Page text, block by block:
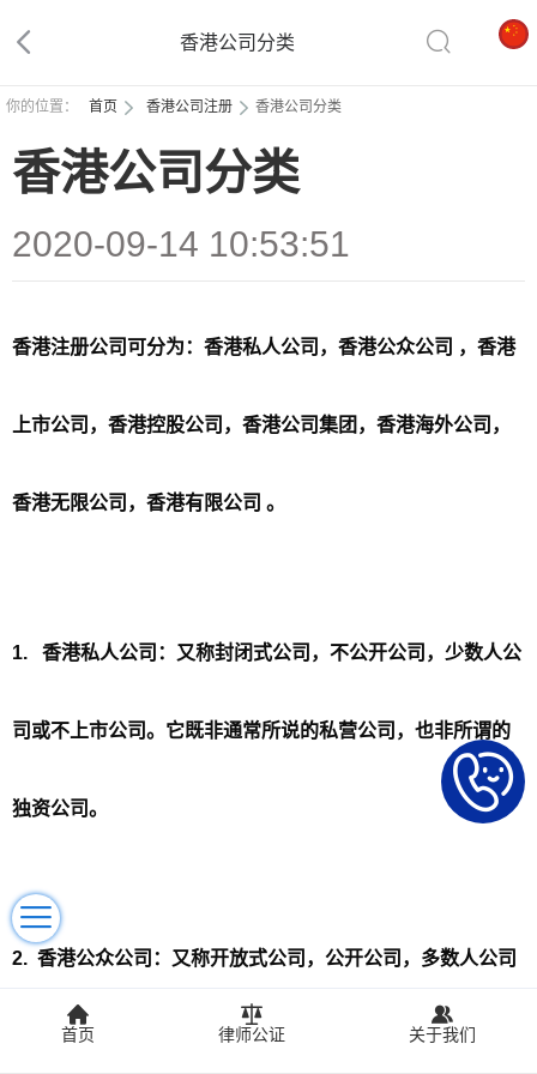
香港公司分类
你的位置： 首页 香港公司注册 香港公司分类
香港公司分类
2020-09-14 10:53:51
香港注册公司可分为：香港私人公司，香港公众公司 ，香港
上市公司，香港控股公司，香港公司集团，香港海外公司，
香港无限公司，香港有限公司 。
1. 香港私人公司：又称封闭式公司，不公开公司，少数人公
司或不上市公司。它既非通常所说的私营公司，也非所谓的
独资公司。
2. 香港公众公司：又称开放式公司，公开公司，多数人公司
或上市公司，香港公众公司的特点是股票可在联合交易所挂
首页 律师公证 关于我们